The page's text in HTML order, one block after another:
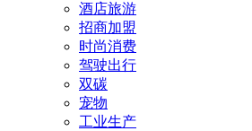
酒店旅游
招商加盟
时尚消费
驾驶出行
双碳
宠物
工业生产